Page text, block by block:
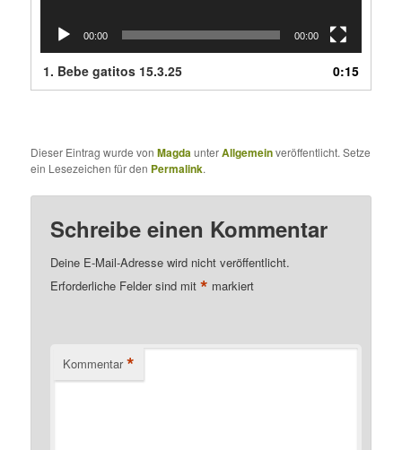
00:00 00:00
1. Bebe gatitos 15.3.25 0:15
Dieser Eintrag wurde vonMagdaunterAllgemeinveröffentlicht. Setze
ein Lesezeichen für den Permalink.
Schreibe einen Kommentar
Deine E-Mail-Adresse wird nicht veröffentlicht.
Erforderliche Felder sind mit* markiert
Kommentar *